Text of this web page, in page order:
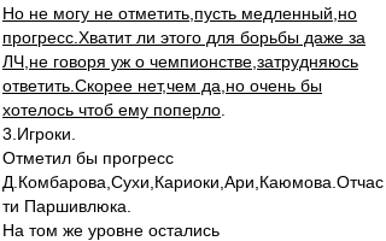
Но не могу не отметить,пусть медленный,но
прогресс.Хватит ли этого для борьбы даже за
ЛЧ,не говоря уж о чемпионстве,затрудняюсь
ответить.Скорее нет,чем да,но очень бы
хотелось чтоб ему поперло
3.Игроки.
Отметил бы прогресс
Д.Комбарова,Сухи,Кариоки,Ари,Каюмова.Отчас
ти Паршивлюка.
На том же уровне остались